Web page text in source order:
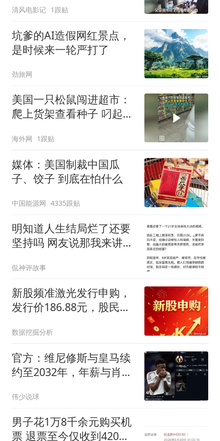
清风电影记 1跟贴
坑爹的AI造假网红景点，
是时候来一轮严打了
劲旅网
美国一只松鼠闯进超市：
爬上货架查看种子 叼起一
海外网 1跟贴
媒体：美国制裁中国瓜
子、饺子 到底在怕什么
中国能源网 4335跟贴
明知道人生结局烂了还要
坚持吗 网友说那我来讲一
侃神评故事
新股频准激光发行申购，
发行价186.88元，股民打
数据挖掘分析
官方：维尼修斯与皇马续
约至2032年，年薪与肖像
伟少说球
男子花1万8千余元购买机
票 退票至今仅收到420元